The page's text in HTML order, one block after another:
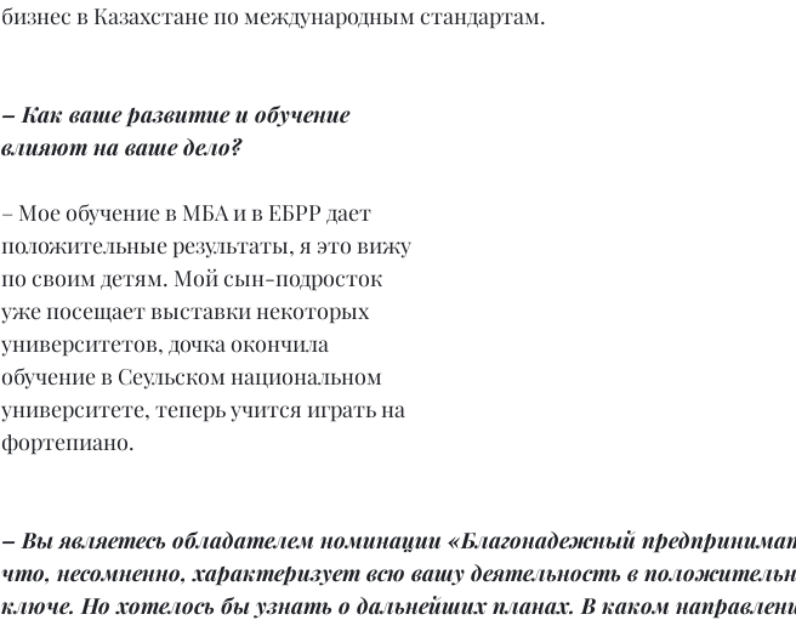
бизнес в Казахстане по международным стандартам.
– Как ваше развитие и обучение
влияют на ваше дело?
– Мое обучение в МБА и в ЕБРР дает
положительные результаты, я это вижу
по своим детям. Мой сын-подросток
уже посещает выставки некоторых
университетов, дочка окончила
обучение в Сеульском национальном
университете, теперь учится играть на
фортепиано.
– Вы являетесь обладателем номинации «Благонадежный
что, несомненно, характеризует всю вашу деятельность в
ключе. Но хотелось бы узнать о дальнейших планах. В каком